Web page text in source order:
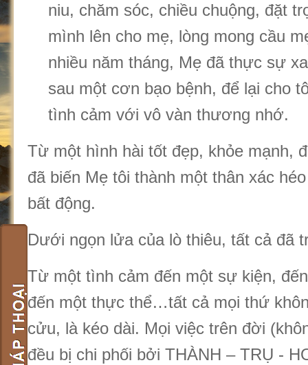
niu, chăm sóc, chiều chuộng, đặt
mình lên cho mẹ, lòng mong cầu
nhiều năm tháng, Mẹ đã thực sự
sau một cơn bạo bệnh, để lại cho
tình cảm với vô vàn thương nhớ.
Từ một hình hài tốt đẹp, khỏe mạnh,
đã biến Mẹ tôi thành một thân xác
bất động.
Dưới ngọn lửa của lò thiêu, tất cả đã
Từ một tình cảm đến một sự kiện,
đến một thực thể…tất cả mọi thứ
cửu, là kéo dài. Mọi việc trên đời
đều bị chi phối bởi THÀNH – TRỤ -